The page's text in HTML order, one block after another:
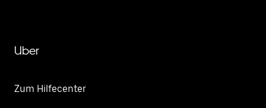
Uber
Zum Hilfecenter